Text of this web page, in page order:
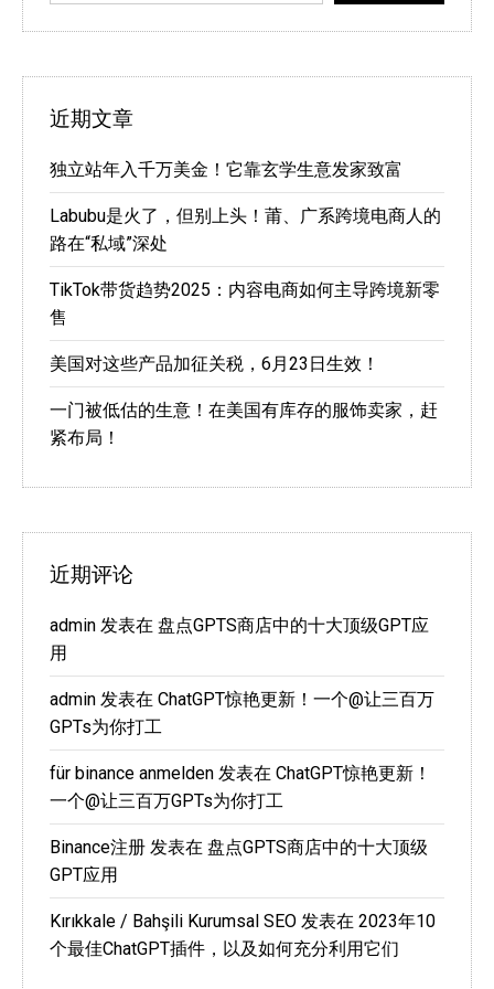
近期文章
独立站年入千万美金！它靠玄学生意发家致富
Labubu是火了，但别上头！莆、广系跨境电商人的
路在“私域”深处
TikTok带货趋势2025：内容电商如何主导跨境新零
售
美国对这些产品加征关税，6月23日生效！
一门被低估的生意！在美国有库存的服饰卖家，赶
紧布局！
近期评论
admin 发表在 盘点GPTS商店中的十大顶级GPT应
用
admin 发表在 ChatGPT惊艳更新！一个@让三百万
GPTs为你打工
für binance anmelden 发表在 ChatGPT惊艳更新！
一个@让三百万GPTs为你打工
Binance注册 发表在 盘点GPTS商店中的十大顶级
GPT应用
Kırıkkale / Bahşili Kurumsal SEO 发表在 2023年10
个最佳ChatGPT插件，以及如何充分利用它们